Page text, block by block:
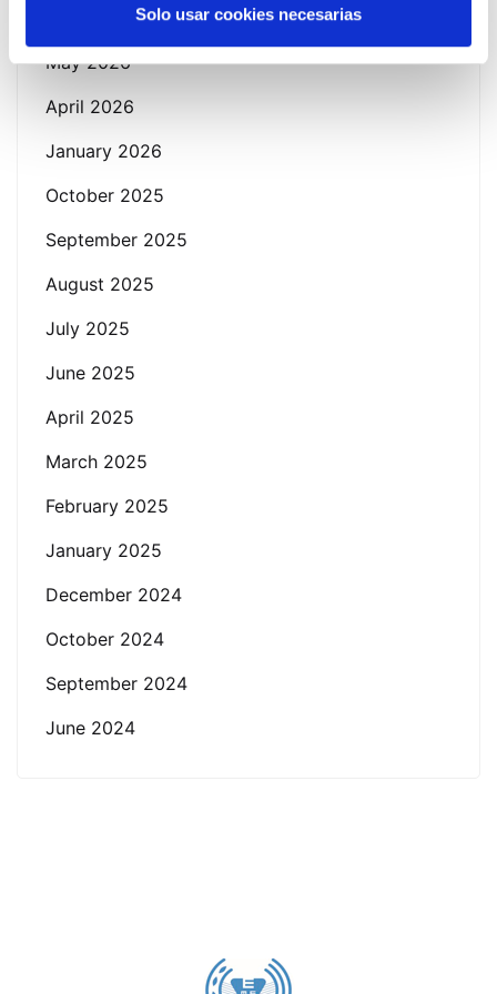
Solo usar cookies necesarias
May 2026
April 2026
January 2026
October 2025
September 2025
August 2025
July 2025
June 2025
April 2025
March 2025
February 2025
January 2025
December 2024
October 2024
September 2024
June 2024